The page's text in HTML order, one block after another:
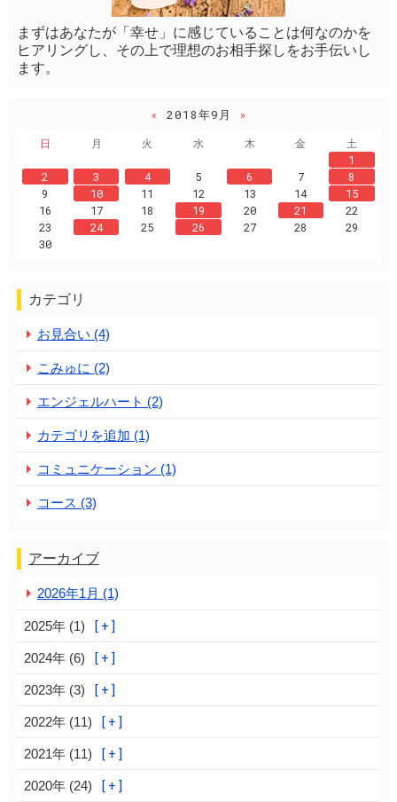
まずはあなたが「幸せ」に感じていることは何なのかを
ヒアリングし、その上で理想のお相手探しをお手伝いし
ます。
« 2018年9月
»
日
月 火 水 木 金
土
1
2
3 4 5 6 7
8
9
10 11 12 13 14
15
16
17 18 19 20 21
22
23
24 25 26 27 28
29
30
カテゴリ
お見合い (4)
こみゅに (2)
エンジェルハート (2)
カテゴリを追加 (1)
コミュニケーション (1)
コース (3)
アーカイブ
2026年1月 (1)
2025年 (1)
2024年 (6)
2023年 (3)
2022年 (11)
2021年 (11)
2020年 (24)